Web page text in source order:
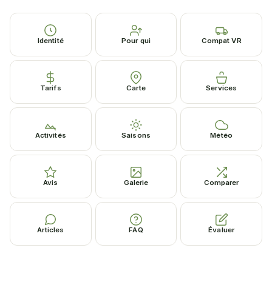
Identité Pour qui Compat VR
Tarifs Carte Services
Activités Saisons Météo
Avis Galerie Comparer
Articles FAQ Évaluer